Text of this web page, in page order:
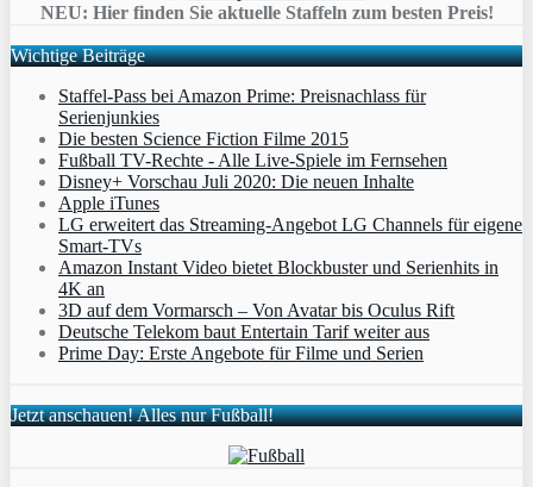
NEU: Hier finden Sie aktuelle Staffeln zum besten Preis!
Wichtige Beiträge
Staffel-Pass bei Amazon Prime: Preisnachlass für
Serienjunkies
Die besten Science Fiction Filme 2015
Fußball TV-Rechte - Alle Live-Spiele im Fernsehen
Disney+ Vorschau Juli 2020: Die neuen Inhalte
Apple iTunes
LG erweitert das Streaming-Angebot LG Channels für eigene
Smart-TVs
Amazon Instant Video bietet Blockbuster und Serienhits in
4K an
3D auf dem Vormarsch – Von Avatar bis Oculus Rift
Deutsche Telekom baut Entertain Tarif weiter aus
Prime Day: Erste Angebote für Filme und Serien
Jetzt anschauen! Alles nur Fußball!